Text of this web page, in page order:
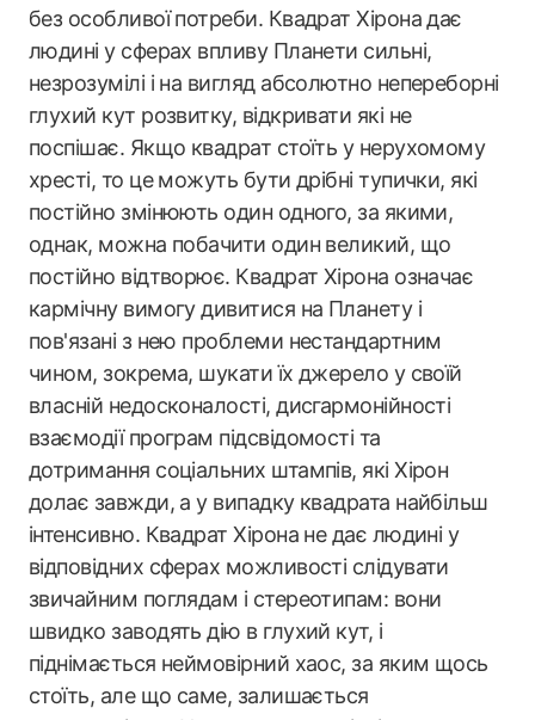
без особливої потреби. Квадрат Хірона дає
людині у сферах впливу Планети сильні,
незрозумілі і на вигляд абсолютно непереборні
глухий кут розвитку, відкривати які не
поспішає. Якщо квадрат стоїть у нерухомому
хресті, то це можуть бути дрібні тупички, які
постійно змінюють один одного, за якими,
однак, можна побачити один великий, що
постійно відтворює. Квадрат Хірона означає
кармічну вимогу дивитися на Планету і
пов'язані з нею проблеми нестандартним
чином, зокрема, шукати їх джерело у своїй
власній недосконалості, дисгармонійності
взаємодії програм підсвідомості та
дотримання соціальних штампів, які Хірон
долає завжди, а у випадку квадрата найбільш
інтенсивно. Квадрат Хірона не дає людині у
відповідних сферах можливості слідувати
звичайним поглядам і стереотипам: вони
швидко заводять дію в глухий кут, і
піднімається неймовірний хаос, за яким щось
стоїть, але що саме, залишається